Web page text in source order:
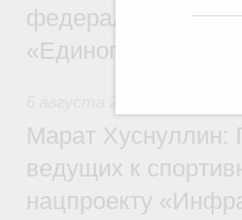
федерального
«Единого
Марат Хуснуллин:
ведущих к
нацпроекту